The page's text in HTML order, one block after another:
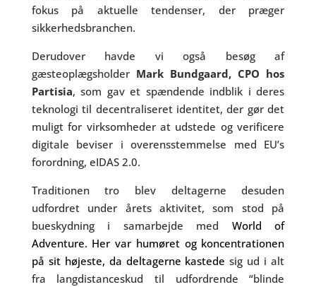
fokus på aktuelle tendenser, der præger
sikkerhedsbranchen.
Derudover havde vi også besøg af
gæsteoplægsholder Mark Bundgaard, CPO hos
Partisia, som gav et spændende indblik i deres
teknologi til decentraliseret identitet, der gør det
muligt for virksomheder at udstede og verificere
digitale beviser i overensstemmelse med EU’s
forordning, eIDAS 2.0.
Traditionen tro blev deltagerne desuden
udfordret under årets aktivitet, som stod på
bueskydning i samarbejde med
World of
Adventure. Her var humøret og koncentrationen
på sit højeste, da deltagerne kastede sig ud i alt
fra langdistanceskud til udfordrende “blinde